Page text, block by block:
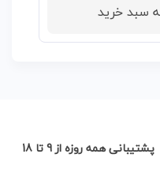
سبد خرید
پشتیبانی همه روزه از 9 تا 18